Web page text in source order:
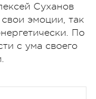
Суханов
эмоции, так
По
с ума своего